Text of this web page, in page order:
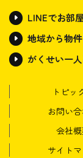
LINEでお部
地域から物
がくせい一
トピッ
お問い
会社
サイト